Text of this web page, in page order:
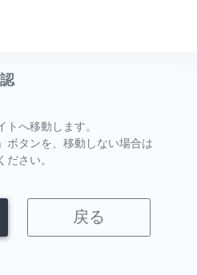
へ移動します。
ボタンを、移動しない場合は
さい。
戻る